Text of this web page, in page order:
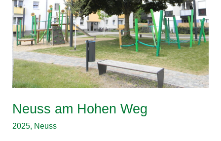
Neuss am Hohen Weg
2025, Neuss